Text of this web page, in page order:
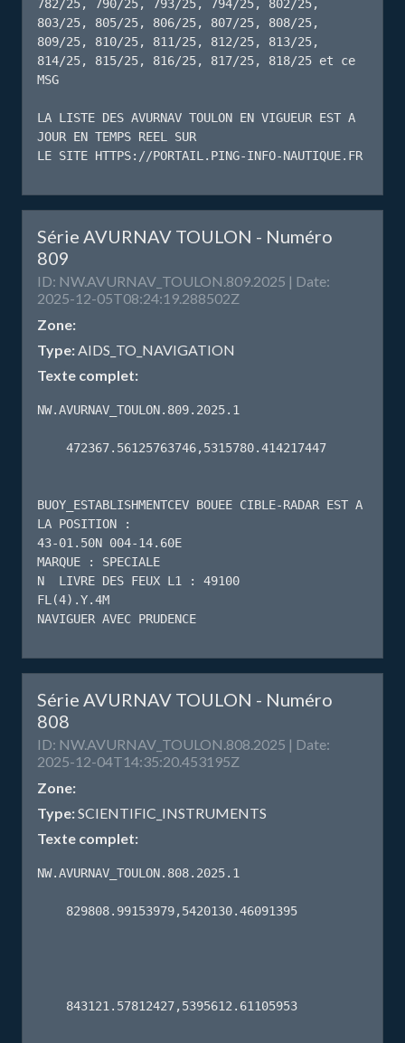
782/25, 790/25, 793/25, 794/25, 802/25,
803/25, 805/25, 806/25, 807/25, 808/25,
809/25, 810/25, 811/25, 812/25, 813/25,
814/25, 815/25, 816/25, 817/25, 818/25 et ce
MSG
LA LISTE DES AVURNAV TOULON EN VIGUEUR EST A
JOUR EN TEMPS REEL SUR
LE SITE HTTPS://PORTAIL.PING-INFO-NAUTIQUE.FR
Série AVURNAV TOULON - Numéro
809
ID: NW.AVURNAV_TOULON.809.2025 | Date:
2025-12-05T08:24:19.288502Z
Zone:
Type:AIDS_TO_NAVIGATION
Texte complet:
NW.AVURNAV_TOULON.809.2025.1
BUOY_ESTABLISHMENTCEV BOUEE CIBLE-RADAR EST A
LA POSITION :
43-01.50N 004-14.60E
MARQUE : SPECIALE
N  LIVRE DES FEUX L1 : 49100
FL(4).Y.4M
NAVIGUER AVEC PRUDENCE
Série AVURNAV TOULON - Numéro
808
ID: NW.AVURNAV_TOULON.808.2025 | Date:
2025-12-04T14:35:20.453195Z
Zone:
Type:SCIENTIFIC_INSTRUMENTS
Texte complet:
NW.AVURNAV_TOULON.808.2025.1